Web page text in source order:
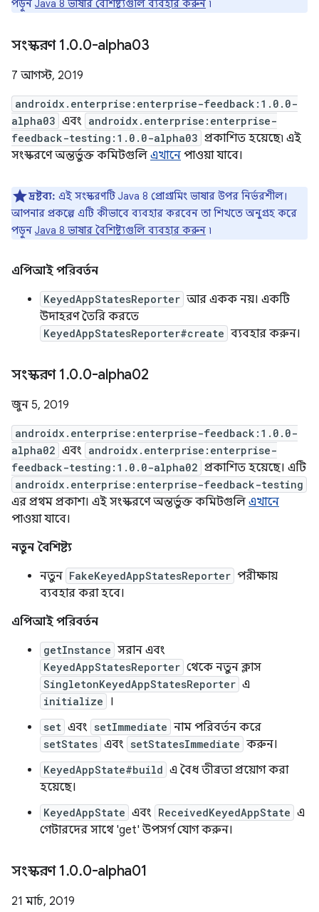
পড়ুন Java 8 ভাষার বৈশিষ্ট্যগুলি ব্যবহার করুন ৷
সংস্করণ 1.0.0-alpha03
7 আগস্ট, 2019
androidx.enterprise:enterprise-feedback:1.0.0-
alpha03 এবং androidx.enterprise:enterprise-
feedback-testing:1.0.0-alpha03 প্রকাশিত হয়েছে৷ এই
সংস্করণে অন্তর্ভুক্ত কমিটগুলি এখানে পাওয়া যাবে।
দ্রষ্টব্য: এই সংস্করণটি Java 8 প্রোগ্রামিং ভাষার উপর নির্ভরশীল।
আপনার প্রকল্পে এটি কীভাবে ব্যবহার করবেন তা শিখতে অনুগ্রহ করে
পড়ুন Java 8 ভাষার বৈশিষ্ট্যগুলি ব্যবহার করুন ৷
এপিআই পরিবর্তন
KeyedAppStatesReporter আর একক নয়। একটি
উদাহরণ তৈরি করতে
KeyedAppStatesReporter#create ব্যবহার করুন।
সংস্করণ 1.0.0-alpha02
জুন 5, 2019
androidx.enterprise:enterprise-feedback:1.0.0-
alpha02 এবং androidx.enterprise:enterprise-
feedback-testing:1.0.0-alpha02 প্রকাশিত হয়েছে। এটি
androidx.enterprise:enterprise-feedback-testing
এর প্রথম প্রকাশ। এই সংস্করণে অন্তর্ভুক্ত কমিটগুলি এখানে
পাওয়া যাবে।
নতুন বৈশিষ্ট্য
নতুন FakeKeyedAppStatesReporter পরীক্ষায়
ব্যবহার করা হবে।
এপিআই পরিবর্তন
getInstance সরান এবং
KeyedAppStatesReporter থেকে নতুন ক্লাস
SingletonKeyedAppStatesReporter এ
initialize ।
set এবং setImmediate নাম পরিবর্তন করে
setStates এবং setStatesImmediate করুন।
KeyedAppState#build এ বৈধ তীব্রতা প্রয়োগ করা
হয়েছে।
KeyedAppState এবং ReceivedKeyedAppState এ
গেটারদের সাথে 'get' উপসর্গ যোগ করুন।
সংস্করণ 1.0.0-alpha01
21 মার্চ, 2019